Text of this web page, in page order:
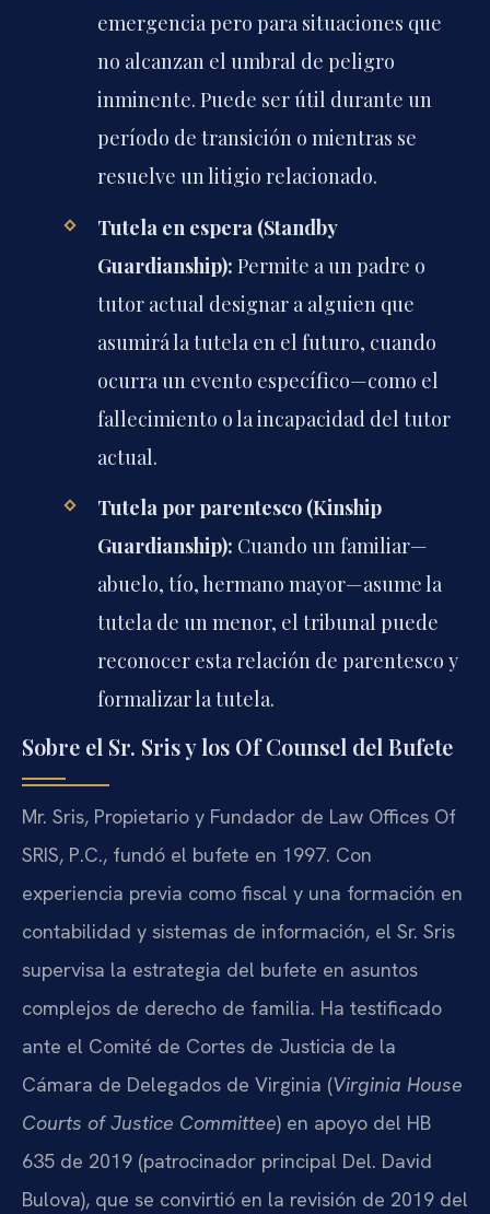
emergencia pero para situaciones que
no alcanzan el umbral de peligro
inminente. Puede ser útil durante un
período de transición o mientras se
resuelve un litigio relacionado.
Tutela en espera (Standby
Guardianship): Permite a un padre o
tutor actual designar a alguien que
asumirá la tutela en el futuro, cuando
ocurra un evento específico—como el
fallecimiento o la incapacidad del tutor
actual.
Tutela por parentesco (Kinship
Guardianship): Cuando un familiar—
abuelo, tío, hermano mayor—asume la
tutela de un menor, el tribunal puede
reconocer esta relación de parentesco y
formalizar la tutela.
Sobre el Sr. Sris y los Of Counsel del Bufete
Mr. Sris, Propietario y Fundador de Law Offices Of
SRIS, P.C., fundó el bufete en 1997. Con
experiencia previa como fiscal y una formación en
contabilidad y sistemas de información, el Sr. Sris
supervisa la estrategia del bufete en asuntos
complejos de derecho de familia. Ha testificado
ante el Comité de Cortes de Justicia de la
Cámara de Delegados de Virginia (Virginia House
Courts of Justice Committee) en apoyo del HB
635 de 2019 (patrocinador principal Del. David
Bulova), que se convirtió en la revisión de 2019 del